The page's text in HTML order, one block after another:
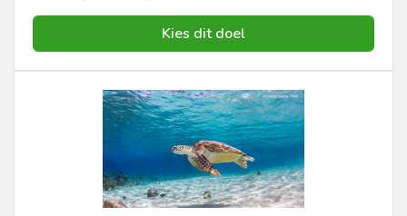
Kies dit doel